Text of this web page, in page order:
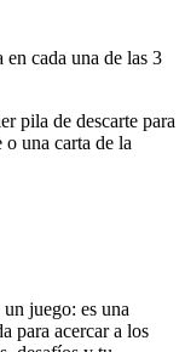
cada una de las 3
pila de descarte para
una carta de la
juego: es una
para acercar a los